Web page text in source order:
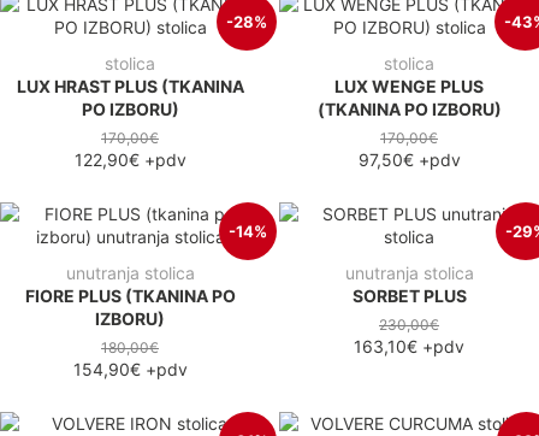
-28%
stolica
LUX HRAST PLUS (TKANINA
PO IZBORU)
170,00€
122,90€+pdv
-
stolica
LUX WENGE PLUS
(TKANINA PO IZBORU)
170,00€
97,50€+pdv
-14%
unutranja stolica
FIORE PLUS (TKANINA PO
IZBORU)
180,00€
154,90€+pdv
-
unutranja stolica
SORBET PLUS
230,00€
163,10€ +pdv